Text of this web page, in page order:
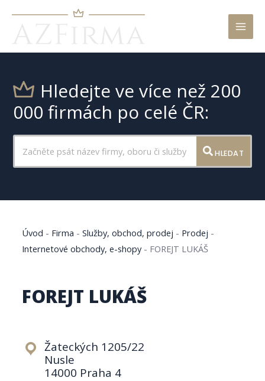
Hledejte ve více než 200
000 firmách po celé ČR:
HLEDAT
Úvod - Firma -Služby, obchod, prodej - Prodej -
Internetové obchody, e-shopy- FOREJT LUKÁŠ
FOREJT LUKÁŠ
Žateckých 1205/22
Nusle
14000 Praha 4